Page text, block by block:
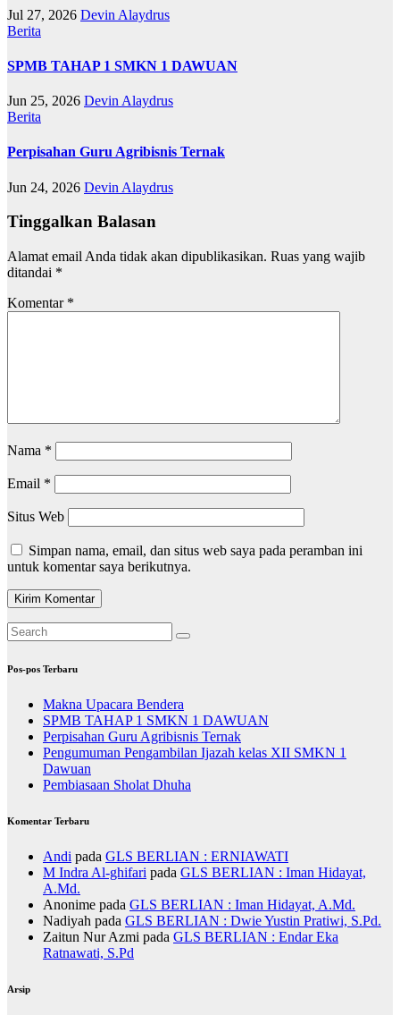
Jul 27, 2026 Devin Alaydrus
Berita
SPMB TAHAP 1 SMKN 1 DAWUAN
Jun 25, 2026 Devin Alaydrus
Berita
Perpisahan Guru Agribisnis Ternak
Jun 24, 2026 Devin Alaydrus
Tinggalkan Balasan
Alamat email Anda tidak akan dipublikasikan. Ruas yang wajib
ditandai *
Komentar *
Nama *
Email *
Situs Web
Simpan nama, email, dan situs web saya pada peramban ini
untuk komentar saya berikutnya.
Pos-pos Terbaru
Makna Upacara Bendera
SPMB TAHAP 1 SMKN 1 DAWUAN
Perpisahan Guru Agribisnis Ternak
Pengumuman Pengambilan Ijazah kelas XII SMKN 1
Dawuan
Pembiasaan Sholat Dhuha
Komentar Terbaru
Andi pada GLS BERLIAN : ERNIAWATI
M Indra Al-ghifari pada GLS BERLIAN : Iman Hidayat,
A.Md.
Anonime pada GLS BERLIAN : Iman Hidayat, A.Md.
Nadiyah pada GLS BERLIAN : Dwie Yustin Pratiwi, S.Pd.
Zaitun Nur Azmi pada GLS BERLIAN : Endar Eka
Ratnawati, S.Pd
Arsip